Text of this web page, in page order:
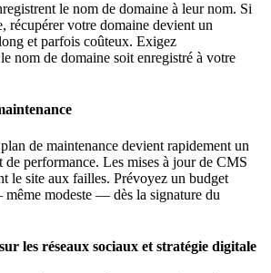
le nom de domaine à leur nom. Si
récupérer votre domaine devient un
et parfois coûteux. Exigez
nom de domaine soit enregistré à votre
de maintenance devient rapidement un
de performance. Les mises à jour de CMS
le site aux failles. Prévoyez un budget
modeste — dès la signature du
les réseaux sociaux et stratégie digitale